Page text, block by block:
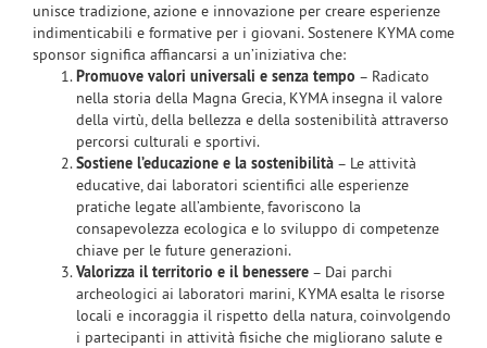
unisce tradizione, azione e innovazione per creare esperienze
indimenticabili e formative per i giovani. Sostenere KYMA come
sponsor significa affiancarsi a un’iniziativa che:
Promuove valori universali e senza tempo – Radicato
nella storia della Magna Grecia, KYMA insegna il valore
della virtù, della bellezza e della sostenibilità attraverso
percorsi culturali e sportivi.
Sostiene l’educazione e la sostenibilità – Le attività
educative, dai laboratori scientifici alle esperienze
pratiche legate all’ambiente, favoriscono la
consapevolezza ecologica e lo sviluppo di competenze
chiave per le future generazioni.
Valorizza il territorio e il benessere – Dai parchi
archeologici ai laboratori marini, KYMA esalta le risorse
locali e incoraggia il rispetto della natura, coinvolgendo
i partecipanti in attività fisiche che migliorano salute e